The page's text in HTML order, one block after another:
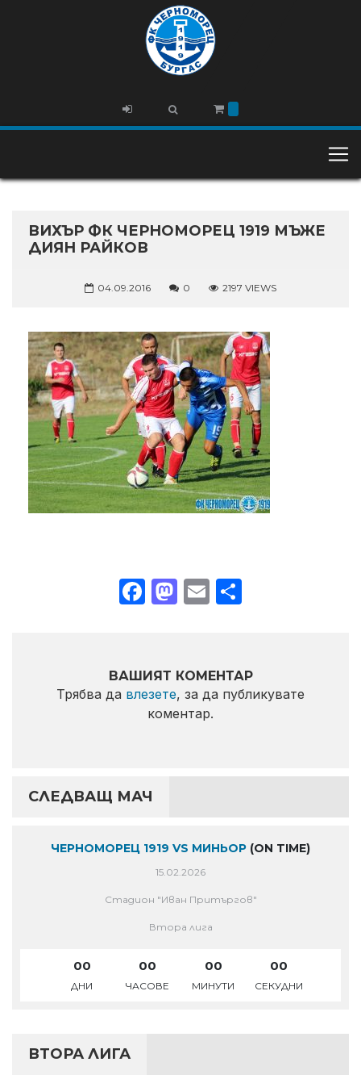
ВИХЪР ФК ЧЕРНОМОРЕЦ 1919 МЪЖЕ
ДИЯН РАЙКОВ
04.09.2016 0 2197 VIEWS
Facebook
Mastodon
Email
ВАШИЯТ КОМЕНТАР
Трябва да влезете, за да публикувате
коментар.
СЛЕДВАЩ МАЧ
ЧЕРНОМОРЕЦ 1919 VS МИНЬОР (ON TIME)
15.02.2026
Стадион "Иван Притъргов"
Втора лига
00
ДНИ
00
ЧАСОВЕ
00
МИНУТИ
00
СЕКУДНИ
ВТОРА ЛИГА